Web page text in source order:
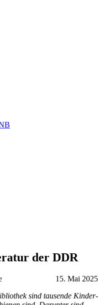
der DDR
15. Mai 2025
sind tausende Kinder-